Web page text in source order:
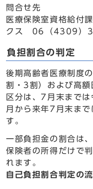
問合せ先
医療保険室資格給
クス 06（4309）
負担割合の判定
後期高齢者医療制度
割・3割）および高額
区分は、7月末まで
月から来年7月末ま
す。
一部負担金の割合は
保険者の所得だけで
れます。
自己負担割合判定の